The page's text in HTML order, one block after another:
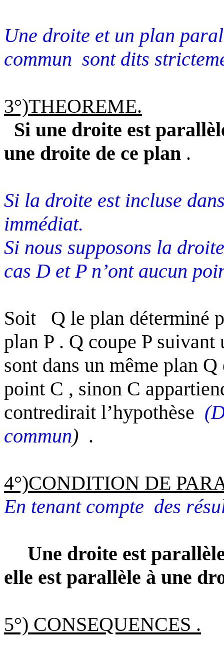
Une droite et un plan
commun sont dits
3°)THEOREME.
Si une droite est
une droite de ce plan .
Si la droite est incluse
immédiat.
Si nous supposons la
casD et P n’ont aucun
Soit
Q le plan déterminé
plan P . Q coupe P
sont dans un même plan
point C , sinon C
contredirait l’hypothèse (
commun) .
4°)CONDITION DE
En tenant compte des
Une droite est
elle est parallèle à une
5°) CONSEQUENCES .